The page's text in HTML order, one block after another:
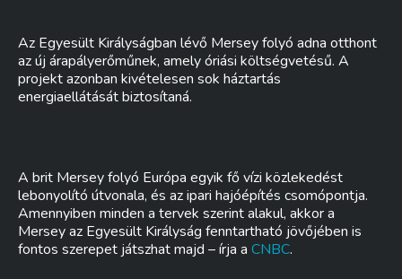
Az Egyesült Királyságban lévő Mersey folyó adna otthont
az új árapályerőműnek, amely óriási költségvetésű. A
projekt azonban kivételesen sok háztartás
energiaellátását biztosítaná.
A brit Mersey folyó Európa egyik fő vízi közlekedést
lebonyolító útvonala, és az ipari hajóépítés csomópontja.
Amennyiben minden a tervek szerint alakul, akkor a
Mersey az Egyesült Királyság fenntartható jövőjében is
fontos szerepet játszhat majd – írja a CNBC.